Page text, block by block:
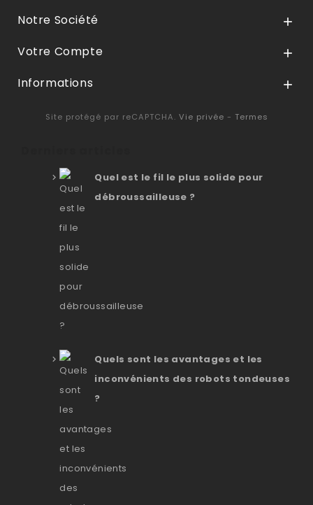
Notre Société 
Votre Compte 
Informations 
Site protégé par reCAPTCHA. Vie privée - Termes
Quel est le fil le plus solide pour
débroussailleuse ?
Quels sont les avantages et les
inconvénients des robots tondeuses
?